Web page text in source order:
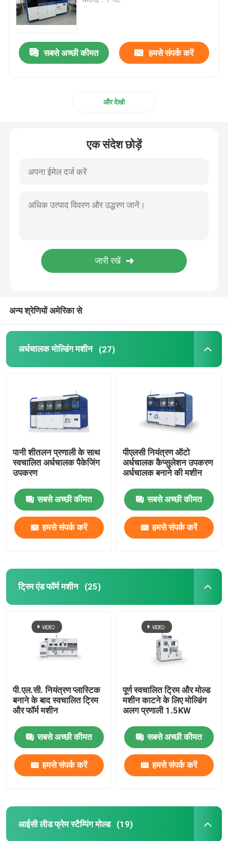
एमजीपी मोल्ड
ट्रिमिंग मोल्डिंग डाई
सबसे अच्छी कीमत हमसे संपर्क करें
और देखो
एक संदेश छोड़ें
अन्य श्रेणियों अमेरिका से
अर्धचालक मोल्डिंग मशीन (27)
पानी शीतलन प्रणाली के साथ
स्वचालित अर्धचालक पैकेजिंग
उपकरण
सबसे अच्छी कीमत
हमसे संपर्क करें
पीएलसी नियंत्रण ऑटो
अर्धचालक कैप्सुलेशन उपकरण
अर्धचालक बनाने की मशीन
सबसे अच्छी कीमत
हमसे संपर्क करें
ट्रिम एंड फॉर्म मशीन (25)
पी.एल.सी. नियंत्रण प्लास्टिक
बनाने के बाद स्वचालित ट्रिम
और फॉर्म मशीन
सबसे अच्छी कीमत
हमसे संपर्क करें
पूर्ण स्वचालित ट्रिम और मोल्ड
मशीन काटने के लिए मोल्डिंग
अलग प्रणाली 1.5KW
सबसे अच्छी कीमत
हमसे संपर्क करें
आईसी लीड फ्रेम स्टैम्पिंग मोल्ड (19)